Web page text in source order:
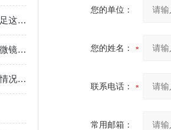
隐形眼镜显微镜的日常必须做足这些维护和保养
说简单也不简单，隐形眼镜显微镜的日常维护工作一定要注意
隐形眼镜显微镜的这三种故障情况一定要掌握
您的单位：
您的姓名：
联系电话：
常用邮箱：